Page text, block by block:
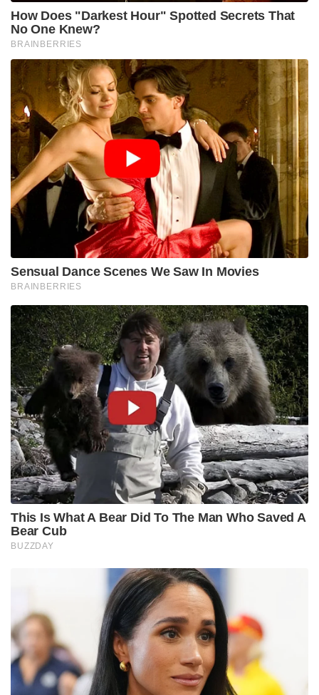
How Does "Darkest Hour" Spotted Secrets That
No One Knew?
BRAINBERRIES
Sensual Dance Scenes We Saw In Movies
BRAINBERRIES
This Is What A Bear Did To The Man Who Saved A
Bear Cub
BUZZDAY